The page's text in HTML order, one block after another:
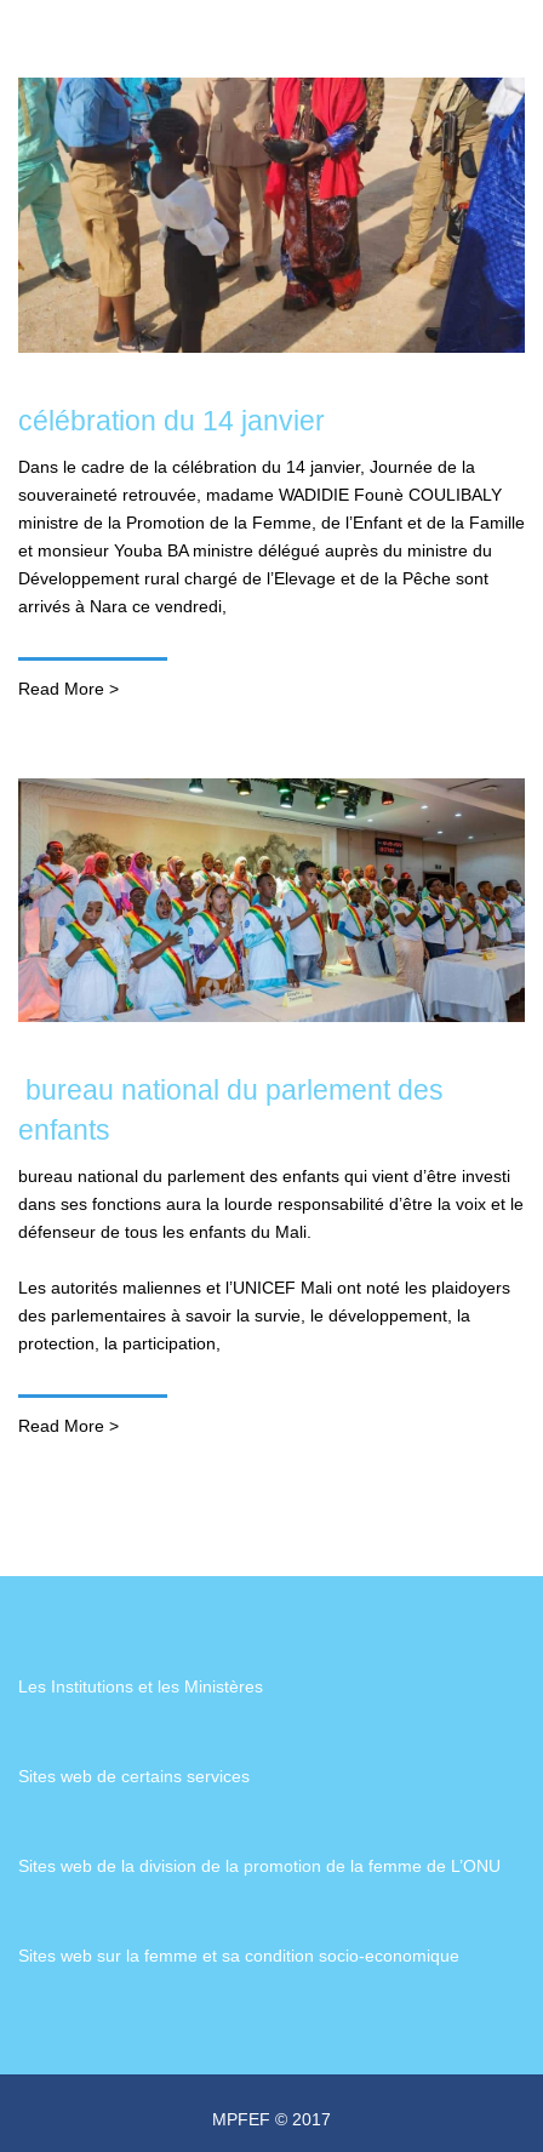
célébration du 14 janvier
Dans le cadre de la célébration du 14 janvier, Journée de la
souveraineté retrouvée, madame WADIDIE Founè COULIBALY
ministre de la Promotion de la Femme, de l’Enfant et de la Famille
et monsieur Youba BA ministre délégué auprès du ministre du
Développement rural chargé de l’Elevage et de la Pêche sont
arrivés à Nara ce vendredi,
Read More >
bureau national du parlement des
enfants
bureau national du parlement des enfants qui vient d’être investi
dans ses fonctions aura la lourde responsabilité d’être la voix et le
défenseur de tous les enfants du Mali.
Les autorités maliennes et l’UNICEF Mali ont noté les plaidoyers
des parlementaires à savoir la survie, le développement, la
protection, la participation,
Read More >
Les Institutions et les Ministères
Sites web de certains services
Sites web de la division de la promotion de la femme de L’ONU
Sites web sur la femme et sa condition socio-economique
MPFEF © 2017